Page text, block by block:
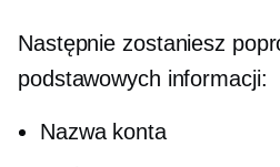
Następnie zostaniesz
podstawowych informacji:
Nazwa konta